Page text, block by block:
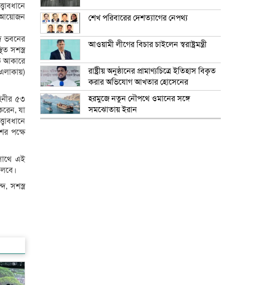
আয়োজন
ভবনের
সশস্ত্র
আকারে
৫৩
যা
পক্ষে
এই
সশস্ত্র
শেখ পরিবারের দেশত্যাগের নেপথ্য
আওয়ামী লীগের বিচার চাইলেন স্বরাষ্ট্রমন্ত্রী
রাষ্ট্রীয় অনুষ্ঠানের প্রামাণ্যচিত্রে ইতিহাস বিকৃত
করার অভিযোগ আখতার হোসেনের
হরমুজে নতুন নৌপথে ওমানের সঙ্গে
সমঝোতায় ইরান